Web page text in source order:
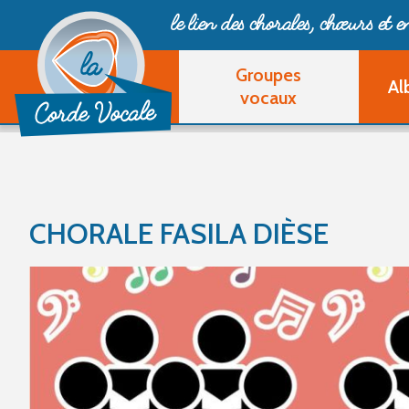
le lien des chorales, chœurset
Groupes
vocaux
CHORALE FASILA DIÈSE